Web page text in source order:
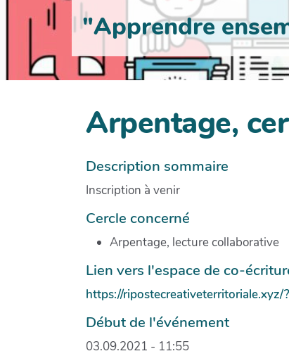
"Apprendre
Arpentage,
Description sommaire
Inscription à venir
Cercle concerné
Arpentage, lecture collaborative
Lien vers l'espace de co-
https://ripostecreativeterritoriale.xyz/
Début de l'événement
03.09.2021 - 11:55